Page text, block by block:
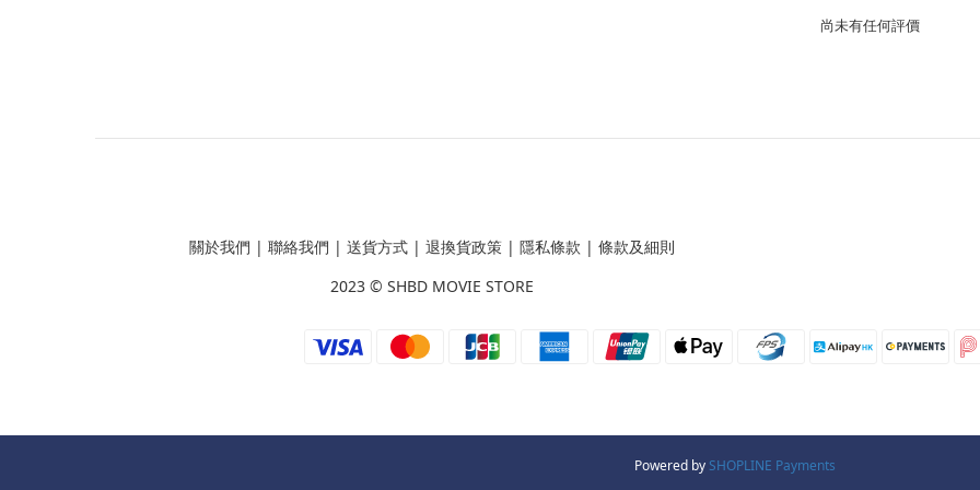
尚未有任何評價
關於我們 | 聯絡我們 | 送貨方式| 退換貨政策| 隱私條款 | 條款及細則
2023 © SHBD MOVIE STORE
Powered by SHOPLINE Payments